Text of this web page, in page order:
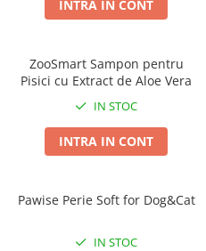
INTRA IN CONT
ZooSmart Sampon pentru
Pisici cu Extract de Aloe Vera
IN STOC
INTRA IN CONT
Pawise Perie Soft for Dog&Cat
IN STOC